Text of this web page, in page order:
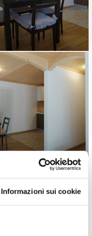
Informazioni sui cookie